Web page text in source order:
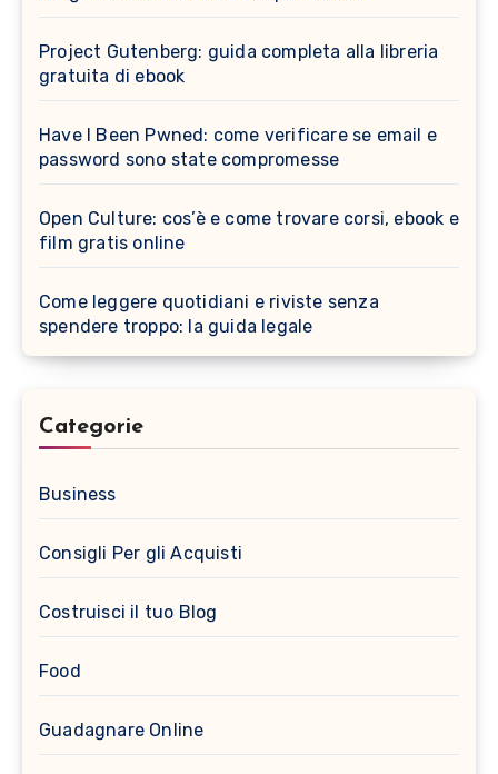
Project Gutenberg: guida completa alla libreria
gratuita di ebook
Have I Been Pwned: come verificare se email e
password sono state compromesse
Open Culture: cos’è e come trovare corsi, ebook e
film gratis online
Come leggere quotidiani e riviste senza
spendere troppo: la guida legale
Categorie
Business
Consigli Per gli Acquisti
Costruisci il tuo Blog
Food
Guadagnare Online